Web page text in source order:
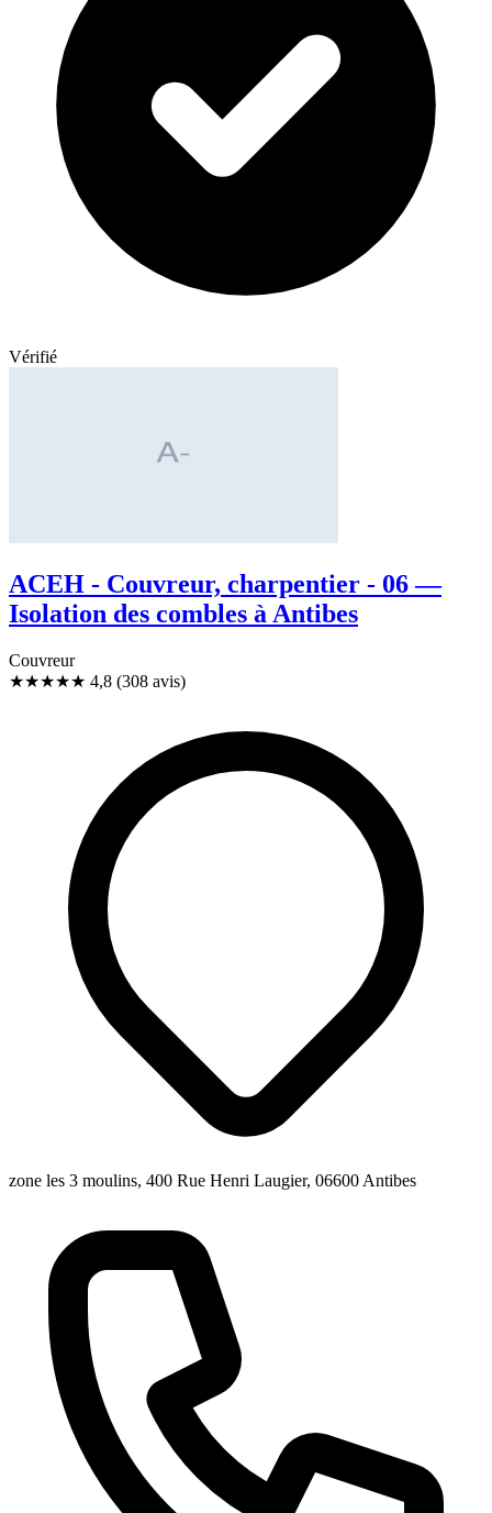
Vérifié
ACEH - Couvreur, charpentier - 06 —
Isolation des combles à Antibes
Couvreur
★★★★★ 4,8 (308 avis)
zone les 3 moulins, 400 Rue Henri Laugier, 06600 Antibes